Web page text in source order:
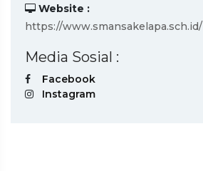
Website :
https://www.smansakelapa.sch.id/
Media Sosial :
Facebook
Instagram